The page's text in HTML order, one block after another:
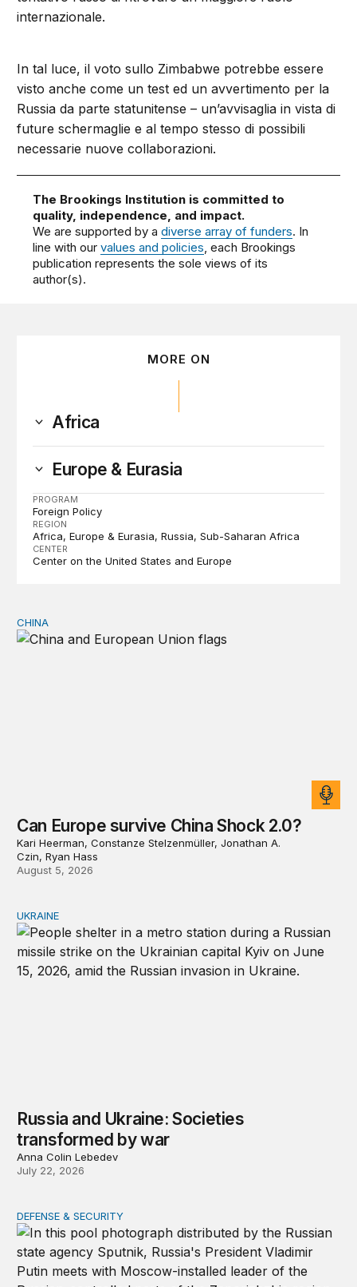
internazionale.
In tal luce, il voto sullo Zimbabwe potrebbe essere
visto anche come un test ed un avvertimento per la
Russia da parte statunitense – un’avvisaglia in vista di
future schermaglie e al tempo stesso di possibili
necessarie nuove collaborazioni.
The Brookings Institution is committed to
quality, independence, and impact.
We are supported by adiverse array of funders. In
line with ourvalues and policies, each Brookings
publication represents the sole views of its
author(s).
MORE ON
Africa
Europe & Eurasia
PROGRAM
Foreign Policy
REGION
Africa Europe & Eurasia Russia Sub-Saharan Africa
CENTER
Center on the United States and Europe
Can Europe survive China Shock 2.0?
CHINA
Can Europe survive China Shock 2.0?
Kari Heerman, Constanze Stelzenmüller, Jonathan A.
Czin, Ryan Hass
August 5, 2026
Russia and Ukraine: Societies transformed by war
UKRAINE
Russia and Ukraine: Societies
transformed by war
Anna Colin Lebedev
July 22, 2026
Putin will turn a cease-fire into a weapon
DEFENSE & SECURITY